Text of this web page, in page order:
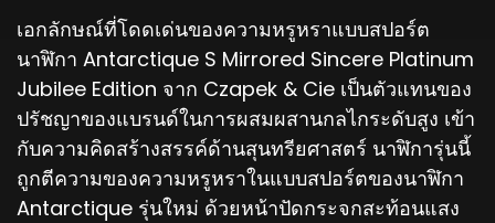
เอกลักษณ์ที่โดดเด่นของความหรูหราแบบสปอร์ต
นาฬิกา Antarctique S Mirrored Sincere Platinum
Jubilee Edition จาก Czapek & Cie เป็นตัวแทนของ
ปรัชญาของแบรนด์ในการผสมผสานกลไกระดับสูง เข้า
กับความคิดสร้างสรรค์ด้านสุนทรียศาสตร์ นาฬิการุ่นนี้
ถูกตีความของความหรูหราในแบบสปอร์ตของนาฬิกา
Antarctique รุ่นใหม่ ด้วยหน้าปัดกระจกสะท้อนแสง